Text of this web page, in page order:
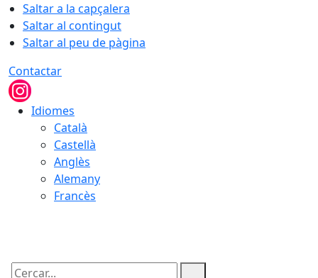
Saltar a la capçalera
Saltar al contingut
Saltar al peu de pàgina
Contactar
Idiomes
Català
Castellà
Anglès
Alemany
Francès